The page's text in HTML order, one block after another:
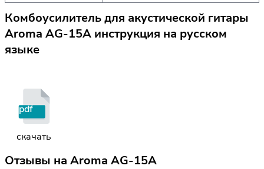
Комбоусилитель для акустической гитары
Aroma AG-15A инструкция на русском
языке
pdf
скачать
Отзывы на Aroma AG-15A